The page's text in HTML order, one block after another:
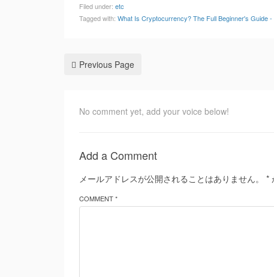
Filed under: etc
Tagged with: What Is Cryptocurrency? The Full Beginner's Guide -
Previous Page
No comment yet, add your voice below!
Add a Comment
メールアドレスが公開されることはありません。 *
COMMENT *